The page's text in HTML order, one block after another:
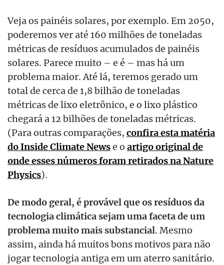
Veja os painéis solares, por exemplo. Em 2050,
poderemos ver até 160 milhões de toneladas
métricas de resíduos acumulados de painéis
solares. Parece muito – e é – mas há um
problema maior. Até lá, teremos gerado um
total de cerca de 1,8 bilhão de toneladas
métricas de lixo eletrônico, e o lixo plástico
chegará a 12 bilhões de toneladas métricas.
(Para outras comparações, confira esta matéria
do Inside Climate Newse o artigo original de
onde esses números foram retirados na Nature
Physics).
De modo geral, é provável que os resíduos da
tecnologia climática sejam uma faceta de um
problema muito mais substancial. Mesmo
assim, ainda há muitos bons motivos para não
jogar tecnologia antiga em um aterro sanitário.